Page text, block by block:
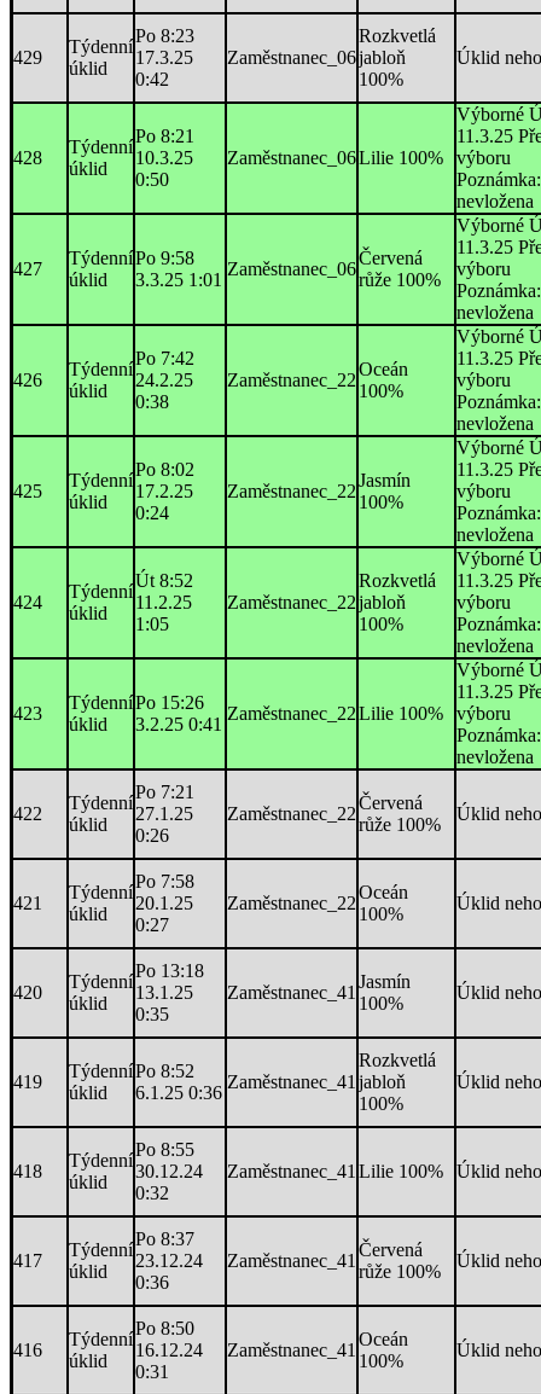
429
Týdenní
úklid
Po 8:23
17.3.25
0:42
Zaměstnanec_06
Rozkvetlá
jabloň
100%
Úklid
428
Týdenní
úklid
Po 8:21
10.3.25
0:50
Zaměstnanec_06Lilie 100%
Výborné
11.3.25
výboru
Poznámka:
nevložena
427
Týdenní
úklid
Po 9:58
3.3.25 1:01
Zaměstnanec_06
Červená
růže 100%
Výborné
11.3.25
výboru
Poznámka:
nevložena
426
Týdenní
úklid
Po 7:42
24.2.25
0:38
Zaměstnanec_22
Oceán
100%
Výborné
11.3.25
výboru
Poznámka:
nevložena
425
Týdenní
úklid
Po 8:02
17.2.25
0:24
Zaměstnanec_22
Jasmín
100%
Výborné
11.3.25
výboru
Poznámka:
nevložena
424
Týdenní
úklid
Út 8:52
11.2.25
1:05
Zaměstnanec_22
Rozkvetlá
jabloň
100%
Výborné
11.3.25
výboru
Poznámka:
nevložena
423
Týdenní
úklid
Po 15:26
3.2.25 0:41
Zaměstnanec_22Lilie 100%
Výborné
11.3.25
výboru
Poznámka:
nevložena
422
Týdenní
úklid
Po 7:21
27.1.25
0:26
Zaměstnanec_22
Červená
růže 100%
Úklid
421
Týdenní
úklid
Po 7:58
20.1.25
0:27
Zaměstnanec_22
Oceán
100%
Úklid
420
Týdenní
úklid
Po 13:18
13.1.25
0:35
Zaměstnanec_41
Jasmín
100%
Úklid
419
Týdenní
úklid
Po 8:52
6.1.25 0:36
Zaměstnanec_41
Rozkvetlá
jabloň
100%
Úklid
418
Týdenní
úklid
Po 8:55
30.12.24
0:32
Zaměstnanec_41 Lilie 100% Úklid
417
Týdenní
úklid
Po 8:37
23.12.24
0:36
Zaměstnanec_41
Červená
růže 100%
Úklid
416
Týdenní
úklid
Po 8:50
16.12.24
0:31
Zaměstnanec_41
Oceán
100%
Úklid